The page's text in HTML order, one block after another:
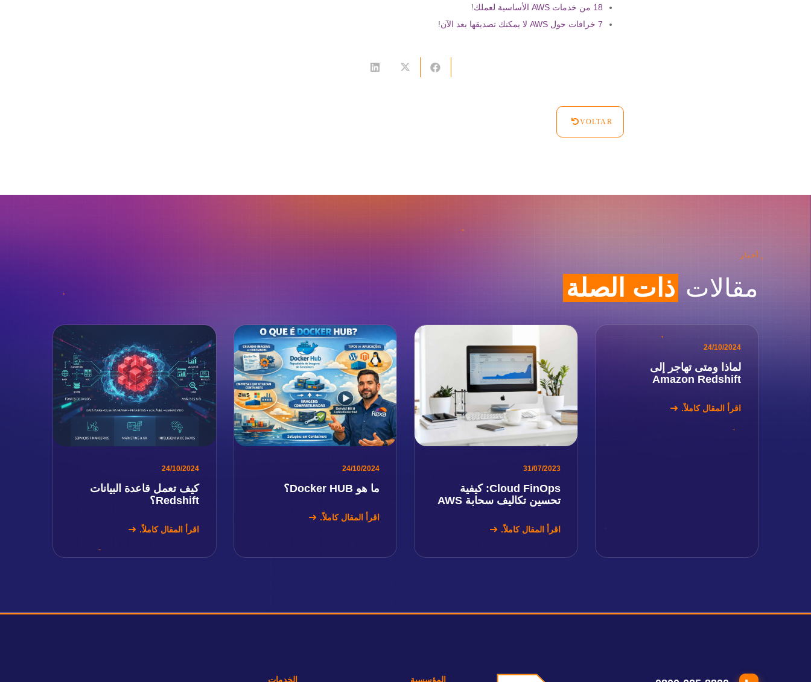
18 من خدمات AWS الأساسية لعملك
!
7 خرافات حول AWS لا يمكنك تصديقها بعد الآن
!
VOLTAR
أخبار
مقالات ذات الصلة
24/10/2024
لماذا ومتى تهاجر إلى
Amazon Redshift
اقرأ المقال كاملاً.
31/07/2023
Cloud FinOps: كيفية
تحسين تكاليف سحابة AWS
اقرأ المقال كاملاً.
24/10/2024
ما هو Docker HUB؟
اقرأ المقال كاملاً.
24/10/2024
كيف تعمل قاعدة البيانات
Redshift؟
اقرأ المقال كاملاً.
المؤسسية الخدمات